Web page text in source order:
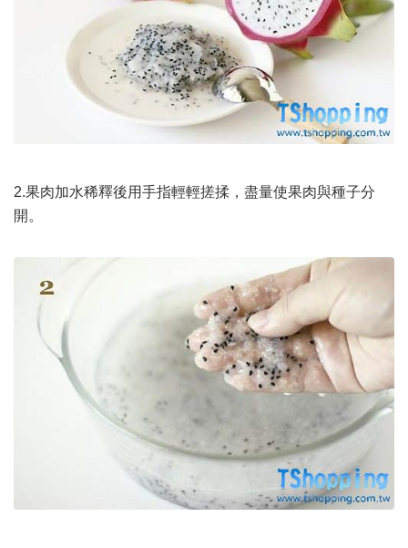
2.果肉加水稀釋後用手指輕輕搓揉，盡量使果肉與種子分
開。